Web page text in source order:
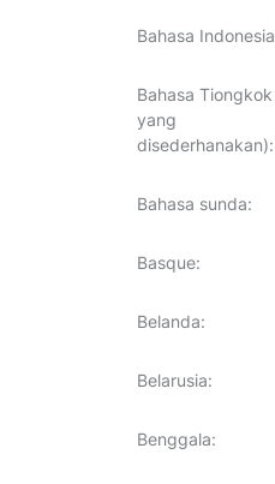
Bahasa Indonesia
Bahasa Tiongkok
yang
disederhanakan):
Bahasa sunda:
Basque:
Belanda:
Belarusia:
Benggala: